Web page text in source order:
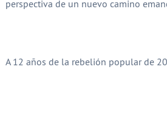
perspectiva de un nuevo camino
A 12 años de la rebelión popular de